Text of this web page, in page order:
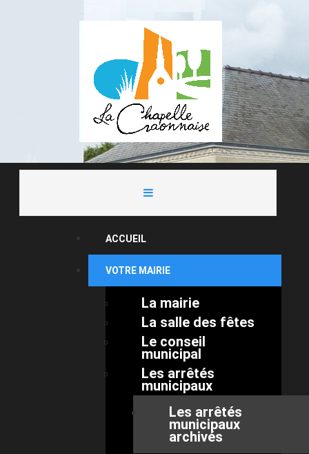
ACCUEIL
VOTRE MAIRIE
La mairie
La salle des fêtes
Le conseil
municipal
Les arrêtés
municipaux
Les arrêtés
municipaux
archivés